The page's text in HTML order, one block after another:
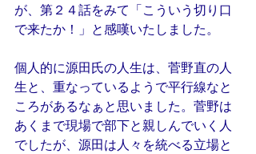
が、第２４話をみて「こういう切り口
で来たか！」と感嘆いたしました。
個人的に源田氏の人生は、菅野直の人
生と、重なっているようで平行線なと
ころがあるなぁと思いました。菅野は
あくまで現場で部下と親しんでいく人
でしたが、源田は人々を統べる立場と